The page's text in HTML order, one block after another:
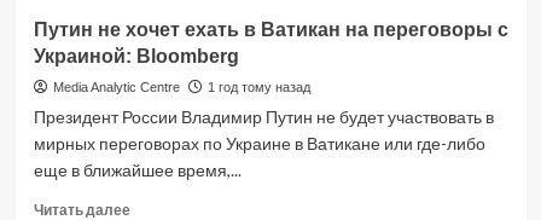
Сербия
должна
сделать
выбор:
Кая
Каллас
Путин не хочет ехать в Ватикан на переговоры с
Украиной: Bloomberg
Media Analytic Centre 1 год тому назад
Президент России Владимир Путин не будет участвовать в
мирных переговорах по Украине в Ватикане или где-либо
еще в ближайшее время,...
Читать далееRead